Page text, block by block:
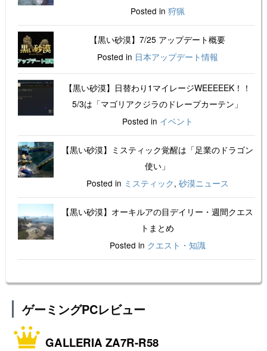
Posted in 狩猟
【黒い砂漠】7/25 アップデート概要
Posted in 日本アップデート情報
【黒い砂漠】日替わり1マイレージWEEEEEK！！
5/3は「マゴリアクジラのドレープカーテン」
Posted in イベント
【黒い砂漠】ミスティック覚醒は「足業のドラゴン
使い」
Posted in ミスティック, 砂漠ニュース
【黒い砂漠】オーキルアの目デイリー・週間クエス
トまとめ
Posted in クエスト・知識
ゲーミングPCレビュー
GALLERIA ZA7R-R58